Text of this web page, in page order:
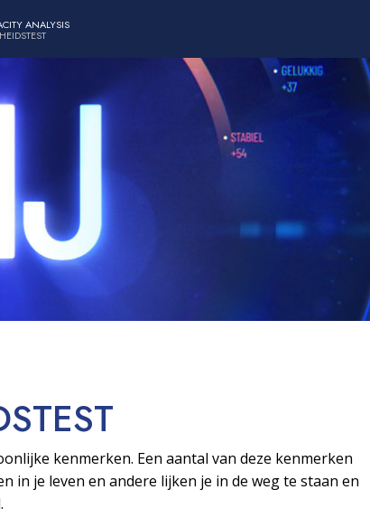
ANALYSIS
kenmerken. Een aantal van deze kenmerken
in je leven en andere lijken je in de weg te staan en